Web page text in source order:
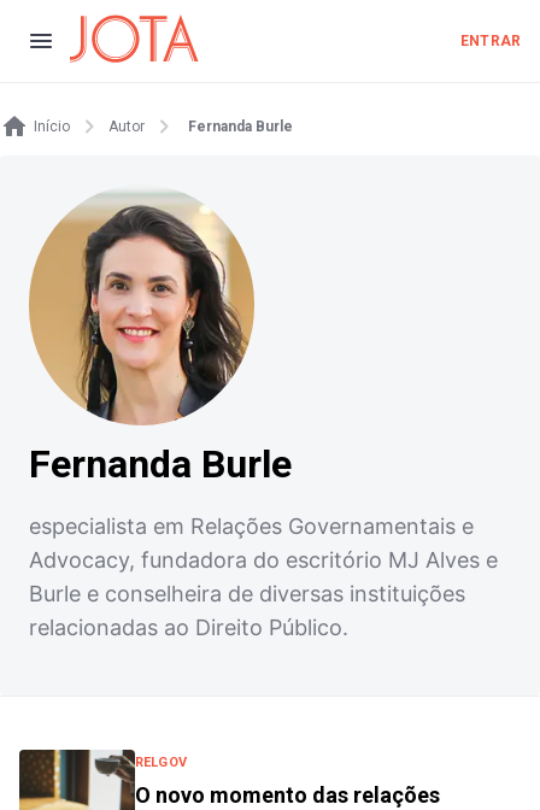
ENTRAR
Início Autor Fernanda Burle
Fernanda Burle
especialista em Relações Governamentais e
Advocacy, fundadora do escritório MJ Alves e
Burle e conselheira de diversas instituições
relacionadas ao Direito Público.
RELGOV
O novo momento das relações